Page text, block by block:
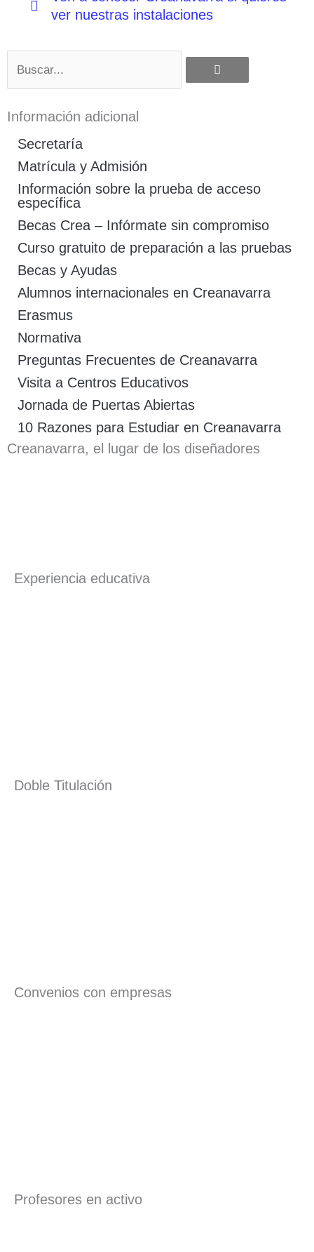
ver nuestras instalaciones
Información adicional
Secretaría
Matrícula y Admisión
Información sobre la prueba de acceso
específica
Becas Crea – Infórmate sin compromiso
Curso gratuito de preparación a las pruebas
Becas y Ayudas
Alumnos internacionales en Creanavarra
Erasmus
Normativa
Preguntas Frecuentes de Creanavarra
Visita a Centros Educativos
Jornada de Puertas Abiertas
10 Razones para Estudiar en Creanavarra
Creanavarra, el lugar de los diseñadores
Experiencia educativa
Doble Titulación
Convenios con empresas
Profesores en activo